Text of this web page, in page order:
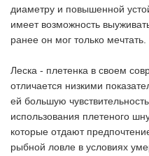
диаметру и повышенной
имеет возможность
ранее он мог только мечтать.
Леска - плетенка в своем
отличается низкими
ей большую
использования плетеного
которые отдают
рыбной ловле в условиях